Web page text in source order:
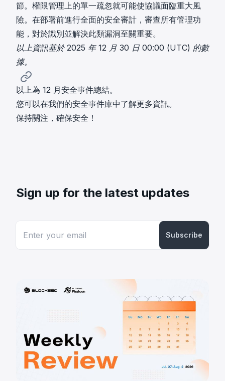
節。權限管理上的單一疏忽就可能使協議面臨重大風
險。在部署前進行全面的安全審計，審查所有管理功
能，對於識別並解決此類漏洞至關重要。
以上資訊基於 2025 年 12 月 30 日 00:00 (UTC) 的數
據。
以上為 12 月安全事件總結。
您可以在我們的安全事件庫中了解更多資訊。
保持關注，確保安全！
Sign up for the latest updates
Subscribe